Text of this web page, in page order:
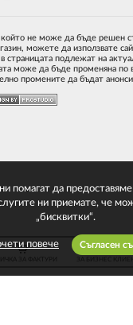
не може да бъде решен
можете да използвате
страницата подлежат на
може да бъде променяна по
промените да бъдат
помагат да
ни приемате, че
„бисквитки“.
повече Съгласен